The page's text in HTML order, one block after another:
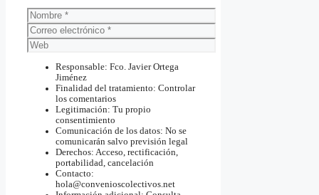
Nombre
Correo
electrónico
Web
Responsable: Fco. Javier Ortega
Jiménez
Finalidad del tratamiento: Controlar
los comentarios
Legitimación: Tu propio
consentimiento
Comunicación de los datos: No se
comunicarán salvo previsión legal
Derechos: Acceso, rectificación,
portabilidad, cancelación
Contacto:
hola@convenioscolectivos.net